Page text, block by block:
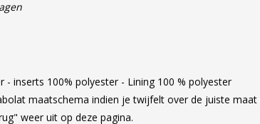
- inserts 100% polyester - Lining 100 % polyester
maatschema indien je twijfelt over de juiste maat
uit op deze pagina.